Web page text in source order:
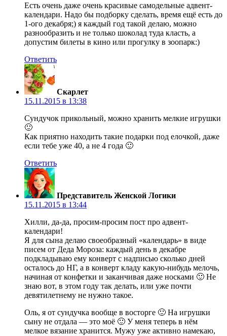
Есть очень даже очень красивые самодельные адвент-
календари. Надо бы подборку сделать, время ещё есть до
1-ого декабря;) я каждый год такой делаю, можно
разнообразить и не только шоколад туда класть, а
допустим билеты в кино или прогулку в зоопарк:)
Ответить
Скарлет
15.11.2015 в 13:38
Сундучок прикольный, можно хранить мелкие игрушки
🙂
Как приятно находить такие подарки под елочкой, даже
если тебе уже 40, а не 4 года 🙂
Ответить
Представитель Женской Логики
15.11.2015 в 13:44
Хилли, да-да, просим-просим пост про адвент-
календари!
Я для сына делаю своеобразный «календарь» в виде
писем от Деда Мороза: каждый день в декабре
подкладываю ему конверт с надписью сколько дней
осталось до НГ, а в конверт кладу какую-нибудь мелочь,
начиная от конфетки и заканчивая даже носками 🙂 Не
знаю вот, в этом году так делать, или уже почти
девятилетнему не нужно такое.
Оль, я от сундучка вообще в восторге 🙂 На игрушки
сыну не отдала — это моё 🙂 У меня теперь в нём
мелкое вязание хранится. Мужу уже активно намекаю,